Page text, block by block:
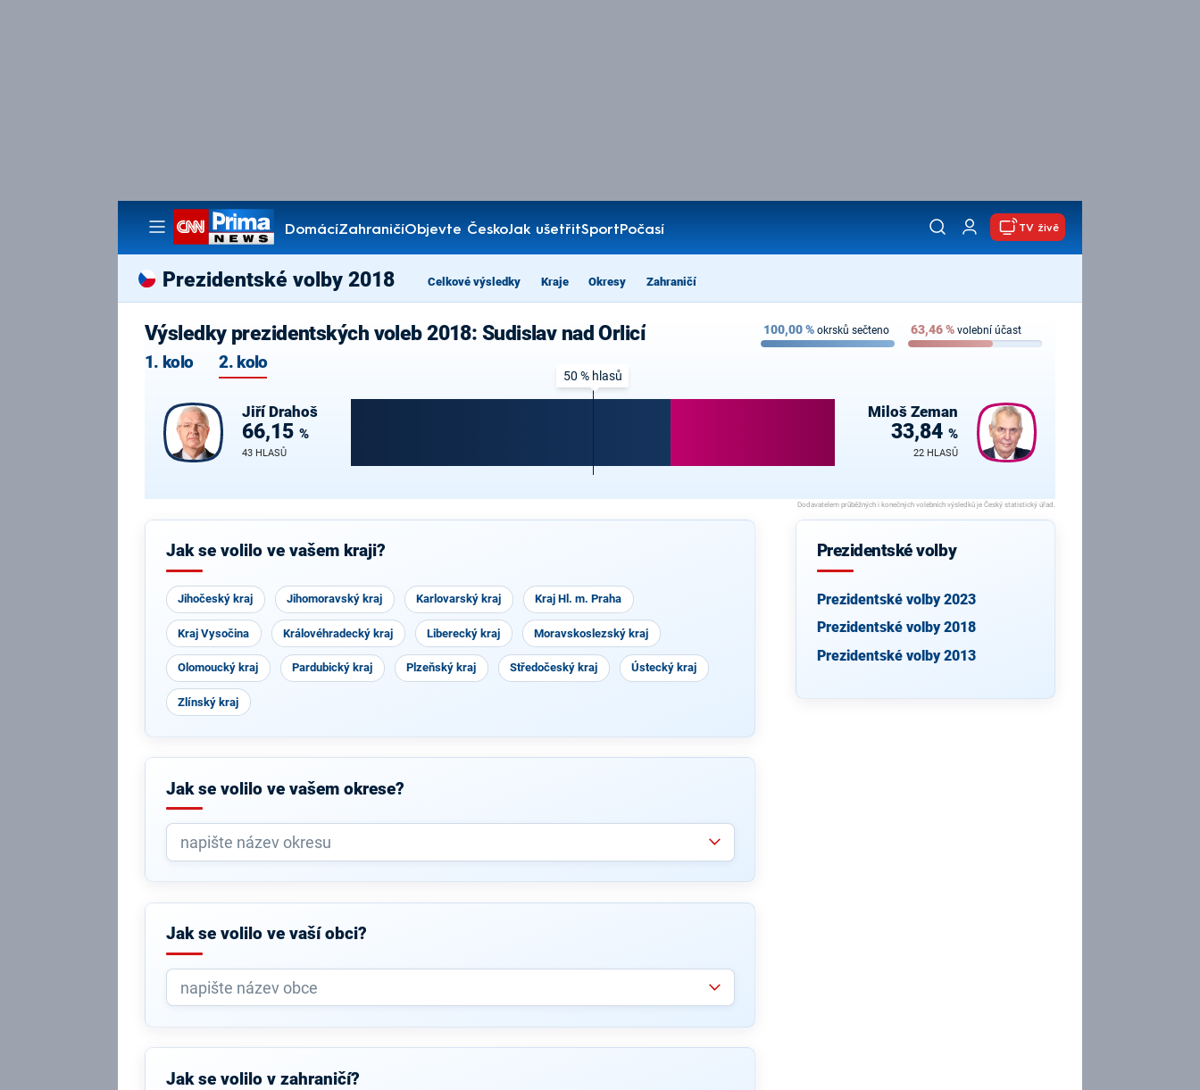
DomácíZahraničíObjevte ČeskoJak ušetřitSportPočasí
Pořady
TV živě
Prezidentské volby 2018 Celkové výsledky Kraje Okresy Zahraničí
Výsledky prezidentských voleb 2018: Sudislav nad Orlicí
1. kolo 2. kolo
100,00% okrsků sečteno 63,46% volební účast
Jiří Drahoš
66,15 %
43 HLASŮ
50 % hlasů
Miloš Zeman
33,84%
22 HLASŮ
Jak se volilo ve vašem kraji?
Jihočeský kraj Jihomoravský kraj Karlovarský kraj Kraj Hl. m. Praha
Kraj Vysočina Královéhradecký kraj Liberecký kraj Moravskoslezský kraj
Olomoucký kraj Pardubický kraj Plzeňský kraj Středočeský kraj Ústecký kraj
Zlínský kraj
Jak se volilo ve vašem okrese?
Jak se volilo ve vaší obci?
Jak se volilo v zahraničí?
Prezidentské volby
Prezidentské volby 2023
Prezidentské volby 2018
Prezidentské volby 2013